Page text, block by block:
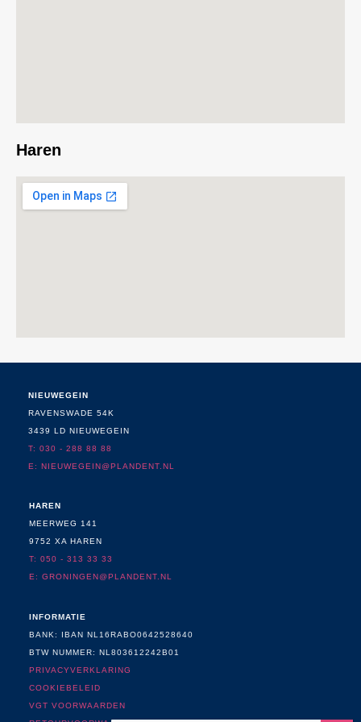
Haren
NIEUWEGEIN
RAVENSWADE 54K
3439 LD NIEUWEGEIN
T: 030 - 288 88 88
E: NIEUWEGEIN@PLANDENT.NL
HAREN
MEERWEG 141
9752 XA HAREN
T: 050 - 313 33 33
E: GRONINGEN@PLANDENT.NL
INFORMATIE
BANK: IBAN NL16RABO0642528640
BTW NUMMER: NL803612242B01
PRIVACYVERKLARING
COOKIEBELEID
VGT VOORWAARDEN